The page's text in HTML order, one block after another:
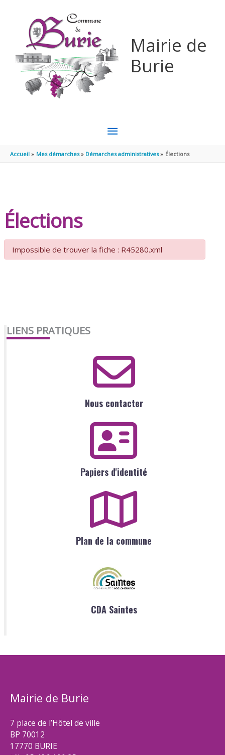
Mairie de
Burie
MENU
PRINCIPAL
Accueil Mes démarches Démarches administratives Élections
Élections
Impossible de trouver la fiche : R45280.xml
LIENS PRATIQUES
Nous contacter
Papiers d'identité
Plan de la commune
CDA Saintes
Mairie de Burie
7 place de l’Hôtel de ville
BP 70012
17770 BURIE